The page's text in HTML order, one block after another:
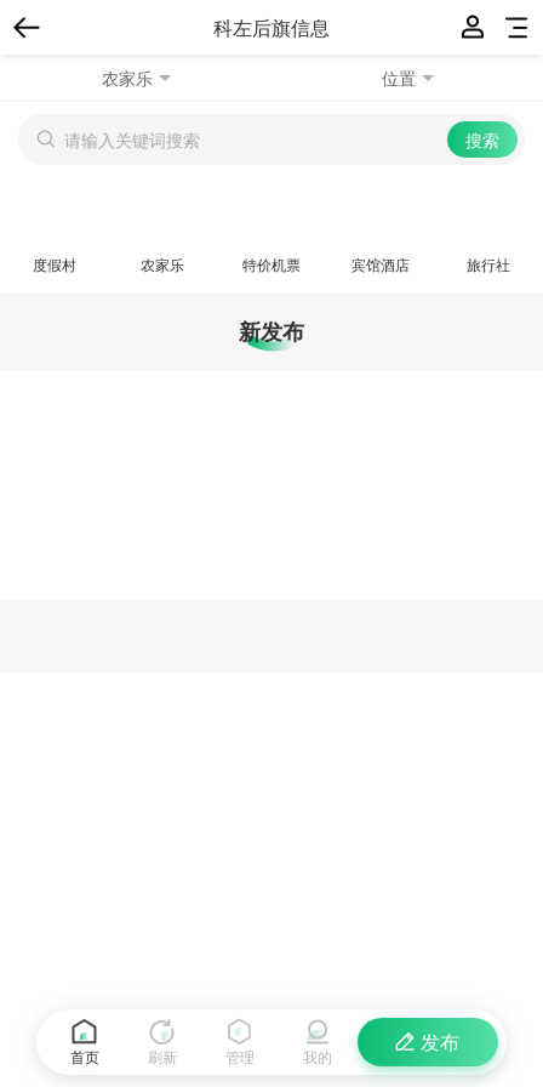
科左后旗信息
农家乐 位置
度假村 农家乐 特价机票 宾馆酒店 旅行社
新发布
首页 刷新
发布
管理 我的